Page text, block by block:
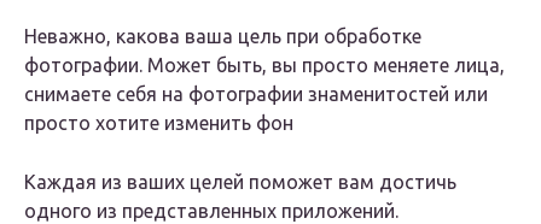
Неважно, какова ваша цель при обработке
фотографии. Может быть, вы просто меняете лица,
снимаете себя на фотографии знаменитостей или
просто хотите изменить фон
Каждая из ваших целей поможет вам достичь
одного из представленных приложений.